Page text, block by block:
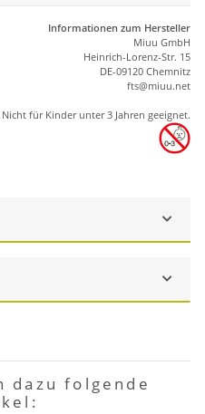
Informationen zum Hersteller
Miuu GmbH
Heinrich-Lorenz-Str. 15
DE-09120 Chemnitz
fts@miuu.net
für Kinder unter 3 Jahren geeignet.
dazu folgende